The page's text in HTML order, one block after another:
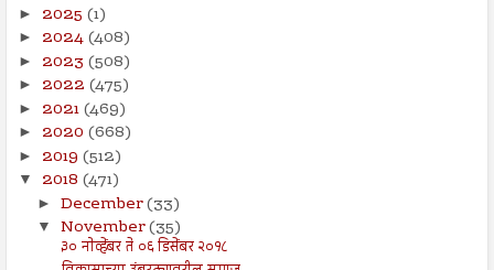
► 2025 (1)
► 2024(408)
► 2023 (508)
► 2022 (475)
► 2021(469)
► 2020 (668)
► 2019 (512)
▼ 2018 (471)
► December(33)
▼ November(35)
३० नोव्हेंबर ते ०६ डिसेंबर २०१८